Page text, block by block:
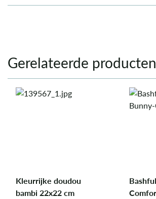
Gerelateerde producten
Kleurrijke doudou
bambi 22x22 cm